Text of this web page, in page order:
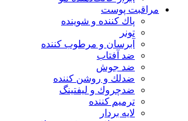
مراقبت پوست
پاك كننده و شوينده
تونر
آبرسان و مرطوب كننده
ضد آفتاب
ضد جوش
ضدلك و روشن كننده
ضدچروك و ليفتينگ
ترميم كننده
لايه بردار